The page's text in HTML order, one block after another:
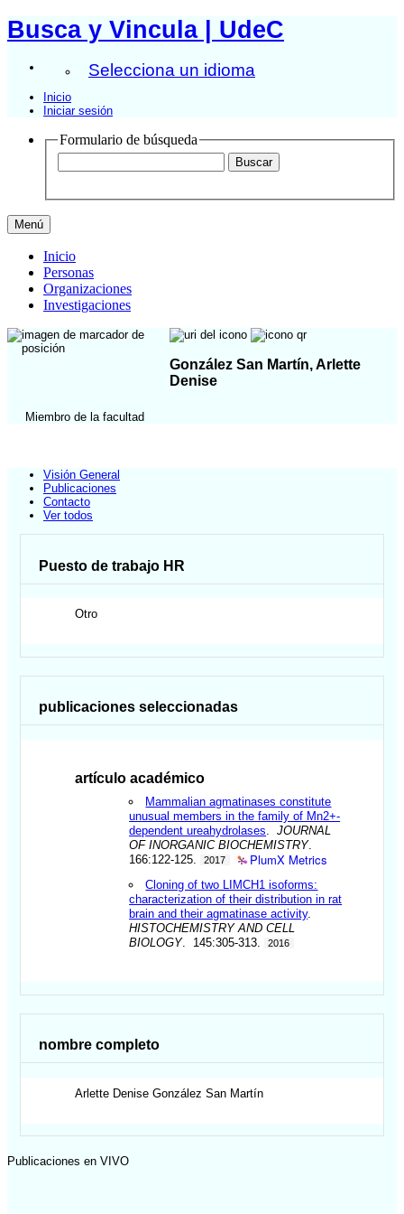
Busca y Vincula | UdeC
Selecciona un idioma
Inicio
Iniciar sesión
Formulario de búsqueda
Menú
Inicio
Personas
Organizaciones
Investigaciones
González San Martín, Arlette
Denise
Miembro de la facultad
Visión General
Publicaciones
Contacto
Ver todos
Puesto de trabajo HR
Otro
publicaciones seleccionadas
artículo académico
Mammalian agmatinases constitute
unusual members in the family of Mn2+-
dependent ureahydrolases.JOURNAL
OF INORGANIC BIOCHEMISTRY.
166:122-125.
2017 PlumX Metrics
Cloning of two LIMCH1 isoforms:
characterization of their distribution in rat
brain and their agmatinase activity.
HISTOCHEMISTRY AND CELL
BIOLOGY. 145:305-313. 2016
nombre completo
Arlette Denise González San Martín
Publicaciones en VIVO